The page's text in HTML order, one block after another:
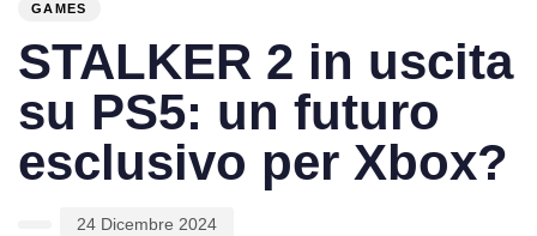
GAMES
STALKER 2 in uscita
su PS5: un futuro
esclusivo per Xbox?
24 Dicembre 2024